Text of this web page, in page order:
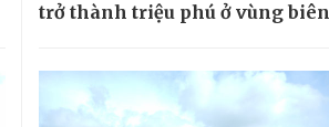
trở thành triệu phú ở vùng biên